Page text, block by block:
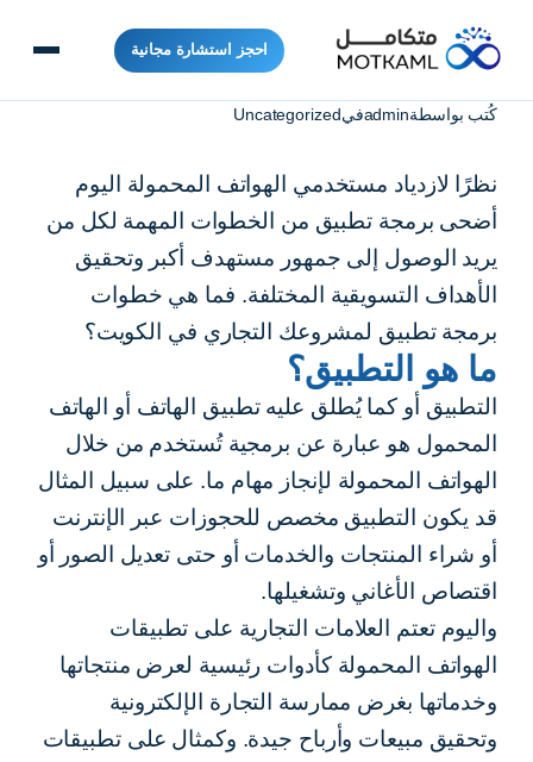
احجز استشارة مجانية
كُتب بواسطةadminفيUncategorized
نظرًا لازدياد مستخدمي الهواتف المحمولة اليوم
أضحى برمجة تطبيق من الخطوات المهمة لكل من
يريد الوصول إلى جمهور مستهدف أكبر وتحقيق
الأهداف التسويقية المختلفة. فما هي خطوات
برمجة تطبيق لمشروعك التجاري في الكويت؟
ما هو التطبيق؟
التطبيق أو كما يُطلق عليه تطبيق الهاتف أو الهاتف
المحمول هو عبارة عن برمجية تُستخدم من خلال
الهواتف المحمولة لإنجاز مهام ما. على سبيل المثال
قد يكون التطبيق مخصص للحجوزات عبر الإنترنت
أو شراء المنتجات والخدمات أو حتى تعديل الصور أو
اقتصاص الأغاني وتشغيلها.
واليوم تعتم العلامات التجارية على تطبيقات
الهواتف المحمولة كأدوات رئيسية لعرض منتجاتها
وخدماتها بغرض ممارسة التجارة الإلكترونية
وتحقيق مبيعات وأرباح جيدة. وكمثال على تطبيقات